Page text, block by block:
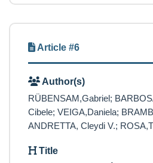
Article #6
Author(s)
RÜBENSAM,Gabriel;
Cibele; VEIGA,Daniela;
ANDRETTA, Cleydi V.;
Title